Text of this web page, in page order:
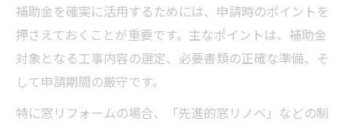
補助金を確実に活用するためには、申請時のポイントを
押さえておくことが重要です。主なポイントは、補助金
対象となる工事内容の選定、必要書類の正確な準備、そ
して申請期間の厳守です。
特に窓リフォームの場合、「先進的窓リノベ」などの制